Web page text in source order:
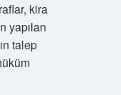
kira
yapılan
talep